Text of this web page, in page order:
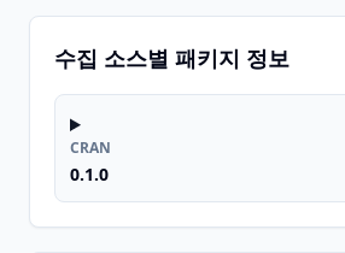
수집 소스별 패키지 정보
CRAN
0.1.0